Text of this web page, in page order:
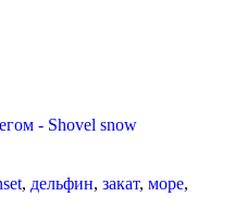
- Shovel snow
, дельфин, закат, море,